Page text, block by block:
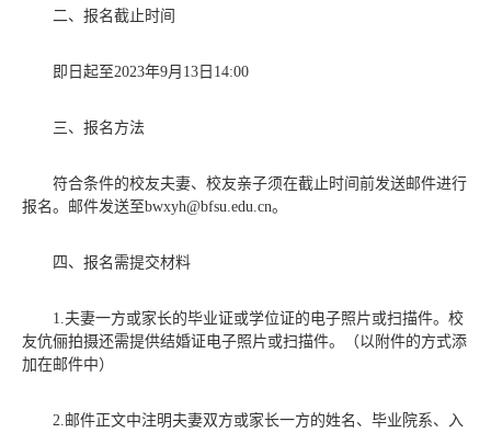
二、报名截止时间
即日起至2023年9月13日14:00
三、报名方法
符合条件的校友夫妻、校友亲子须在截止时间前发送邮件进行
报名。邮件发送至bwxyh@bfsu.edu.cn。
四、报名需提交材料
1.夫妻一方或家长的毕业证或学位证的电子照片或扫描件。校
友伉俪拍摄还需提供结婚证电子照片或扫描件。（以附件的方式添
加在邮件中）
2.邮件正文中注明夫妻双方或家长一方的姓名、毕业院系、入